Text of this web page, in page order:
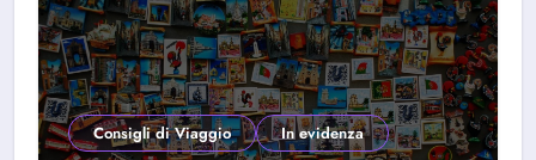
Consigli di Viaggio In evidenza